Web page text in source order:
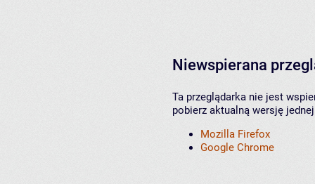
Niewspierana
Ta przeglądarka nie jest
pobierz aktualną wersję
Mozilla Firefox
Google Chrome